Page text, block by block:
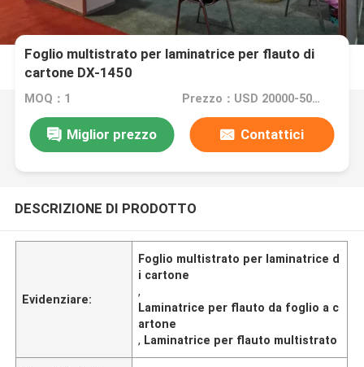
Foglio multistrato per laminatrice per flauto di
cartone DX-1450
MOQ：1 Prezzo：USD 20000-50000/SET
Miglior prezzo Contattici
DESCRIZIONE DI PRODOTTO
Evidenziare:
Foglio multistrato per laminatrice d
i cartone
,
Laminatrice per flauto da foglio a c
artone
, Laminatrice per flauto multistrato